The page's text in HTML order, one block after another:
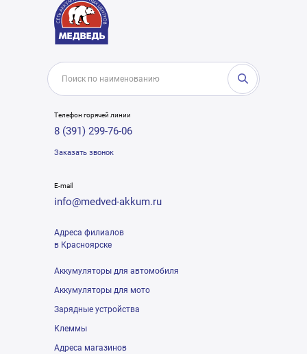
Телефон горячей линии
8 (391) 299-76-06
Заказать звонок
E-mail
info@medved-akkum.ru
Адреса филиалов
в Красноярске
Аккумуляторы для автомобиля
Аккумуляторы для мото
Зарядные устройства
Клеммы
Адреса магазинов